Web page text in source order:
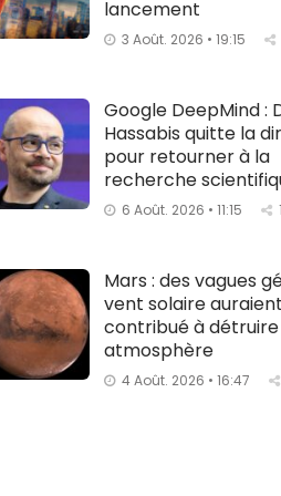
lancement
3 Août. 2026 • 19:15
Google DeepMind :
Hassabis quitte la
pour retourner à la
recherche
6 Août. 2026 • 11:15
Mars : des vagues
vent solaire auraient
contribué à
atmosphère
4 Août. 2026 • 16:47